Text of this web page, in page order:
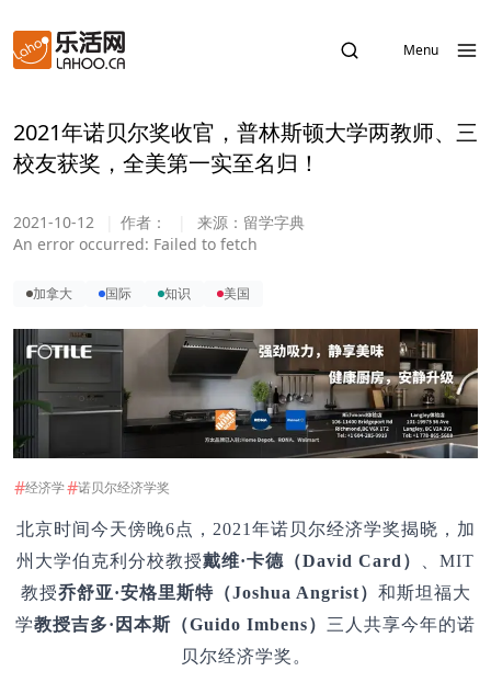
Menu
2021年诺贝尔奖收官，普林斯顿大学两教师、三
校友获奖，全美第一实至名归！
2021-10-12 作者： 来源： 留学字典
An error occurred: Failed to fetch
加拿大 国际 知识 美国
#经济学#诺贝尔经济学奖
北京时间今天傍晚6点，2021年诺贝尔经济学奖揭晓，加
州大学伯克利分校教授戴维·卡德（David Card）
、MIT
教授乔舒亚·安格里斯特（Joshua Angrist） 和斯坦福大
学教授吉多·因本斯（Guido Imbens） 三人共享今年的诺
贝尔经济学奖。